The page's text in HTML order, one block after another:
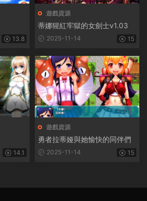
13.8
遊戲資源
蒂娜猩紅牢獄的女劍士v1.03
2025-11-14 15
14.1
遊戲資源
勇者拉蒂娅與她愉快的同伴們
2025-11-14 15